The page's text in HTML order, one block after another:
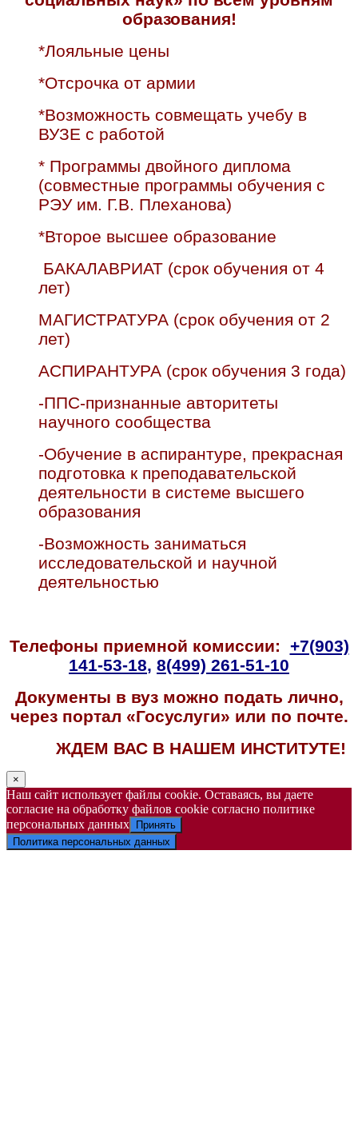
образования!
*Лояльные цены
*Отсрочка от армии
*Возможность совмещать учебу в
ВУЗЕ с работой
* Программы двойного диплома
(совместные программы обучения с
РЭУ им. Г.В. Плеханова)
*Второе высшее образование
БАКАЛАВРИАТ (срок обучения от 4
лет)
МАГИСТРАТУРА (срок обучения от 2
лет)
АСПИРАНТУРА (срок обучения 3 года)
-ППС-признанные авторитеты
научного сообщества
-Обучение в аспирантуре, прекрасная
подготовка к преподавательской
деятельности в системе высшего
образования
-Возможность заниматься
исследовательской и научной
деятельностью
Телефоны приемной комиссии:
+7(903)
141-53-18, 8(499) 261-51-10
Документы в вуз можно подать лично,
через портал «Госуслуги» или по почте.
ЖДЕМ ВАС В НАШЕМ ИНСТИТУТЕ!
×
Наш сайт использует файлы cookie. Оставаясь, вы даете
согласие на обработку файлов cookie согласно политике
персональных данных
Принять
Политика персональных данных